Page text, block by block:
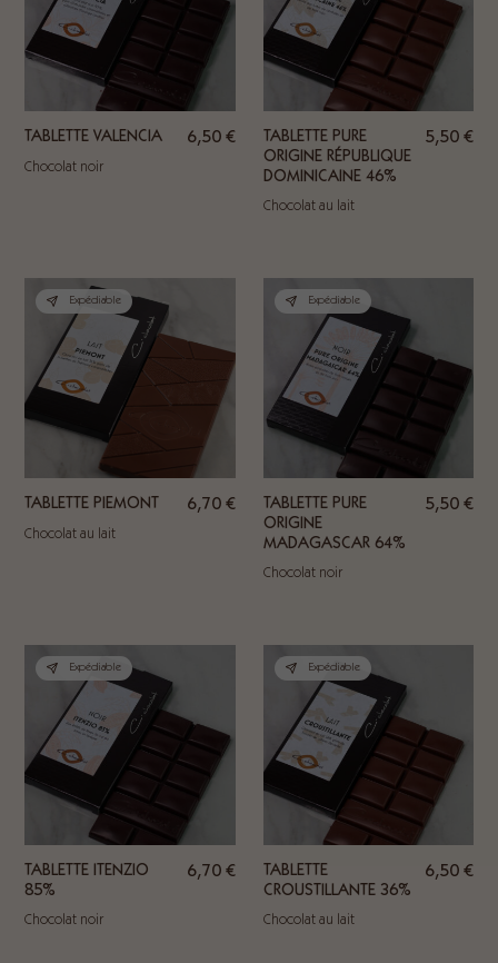
TABLETTE VALENCIA 6,50 €
Chocolat noir
TABLETTE PURE
ORIGINE RÉPUBLIQUE
DOMINICAINE 46%
5,50 €
Chocolat au lait
Expédiable
TABLETTE PIEMONT 6,70 €
Chocolat au lait
Expédiable
TABLETTE PURE
ORIGINE
MADAGASCAR 64%
5,50 €
Chocolat noir
Expédiable
TABLETTE ITENZIO
85%
6,70 €
Chocolat noir
Expédiable
TABLETTE
CROUSTILLANTE 36%
6,50 €
Chocolat au lait